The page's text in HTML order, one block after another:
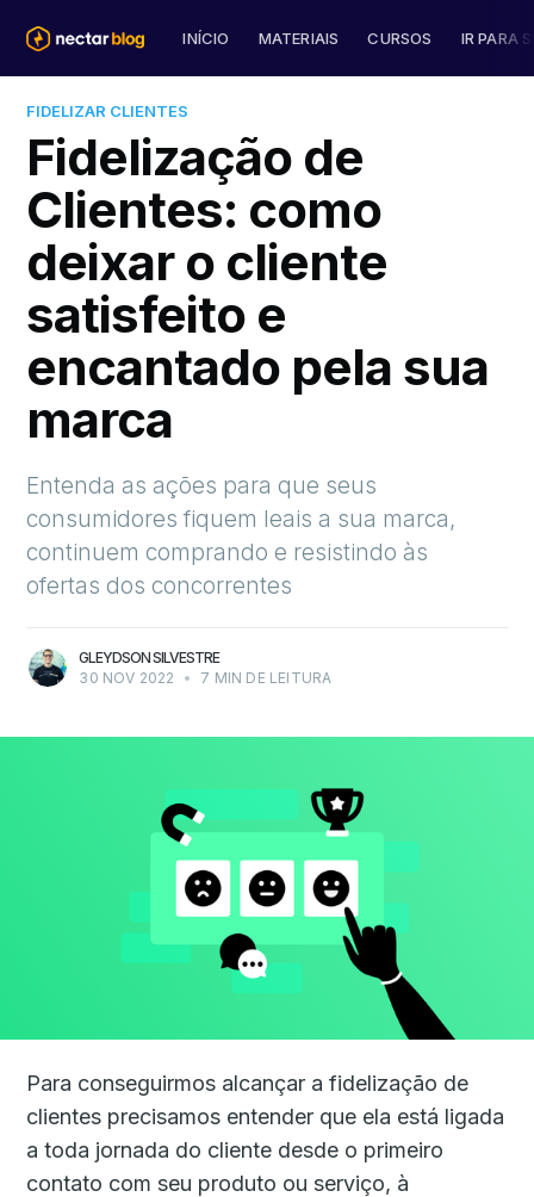
INÍCIO MATERIAIS CURSOS IR PARA
FIDELIZAR CLIENTES
Fidelização de
Clientes: como
deixar o cliente
satisfeito e
encantado pela sua
marca
Entenda as ações para que seus
consumidores fiquem leais a sua marca,
continuem comprando e resistindo às
ofertas dos concorrentes
GLEYDSON SILVESTRE
30 NOV 2022
• 7 MIN DE LEITURA
Para conseguirmos alcançar a fidelização de
clientes precisamos entender que ela está ligada
a toda jornada do cliente desde o primeiro
contato com seu produto ou serviço, à